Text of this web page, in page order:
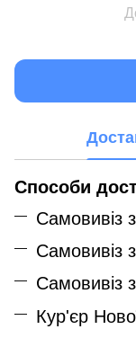
Способи
Самовивіз
Самовивіз
Самовивіз
Кур'єр